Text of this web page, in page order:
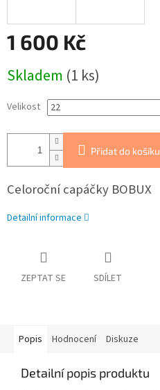
1 600 Kč
cena:
Skladem (1 ks)
Velikost
Přidat do košíku
Celoroční capáčky BOBUX
Detailní informace
ZEPTAT SE SDÍLET
Popis Hodnocení Diskuze
Detailní popis produktu